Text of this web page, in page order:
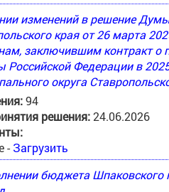
изменений в решение
края от 26 марта
заключившим контракт о
Российской Федерации в
округа
94
решения:24.06.2026
- Загрузить
бюджета Шпаковского